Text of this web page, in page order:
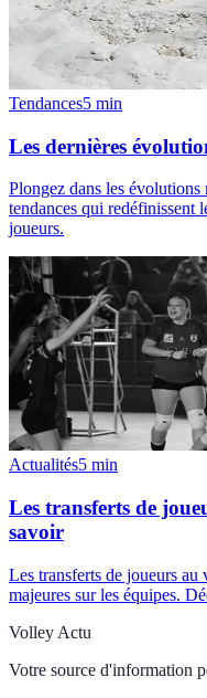
Tendances5 min
Les dernières
Plongez dans les
tendances qui redéfinissent
joueurs.
Actualités5 min
Les transferts de
savoir
Les transferts de joueurs au
majeures sur les équipes.
Volley Actu
Votre source d'information